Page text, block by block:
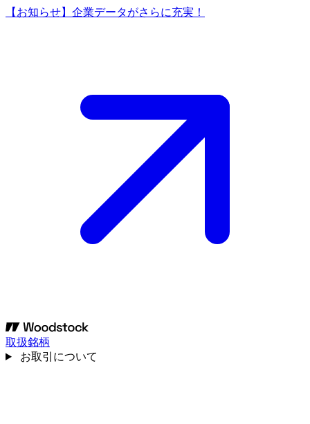
【お知らせ】企業データがさらに充実！
取扱銘柄
お取引について